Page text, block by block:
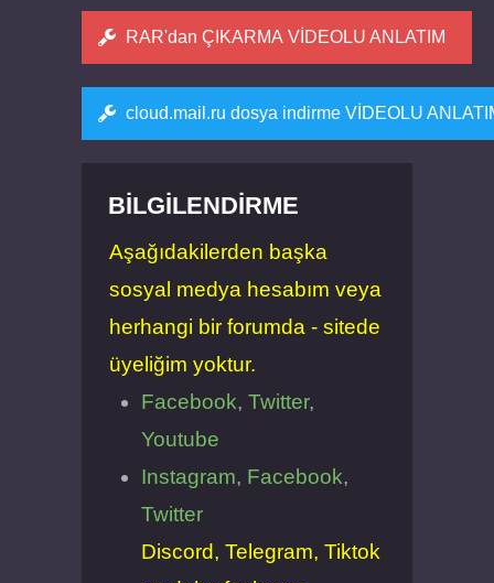
RAR'dan ÇIKARMA VİDEOLU ANLATIM
cloud.mail.ru dosya indirme VİDEOLU
BILGILENDIRME
Aşağıdakilerden başka
sosyal medya hesabım veya
herhangi bir forumda - sitede
üyeliğim yoktur.
Facebook, Twitter,
Youtube
Instagram, Facebook,
Twitter
Discord, Telegram, Tiktok